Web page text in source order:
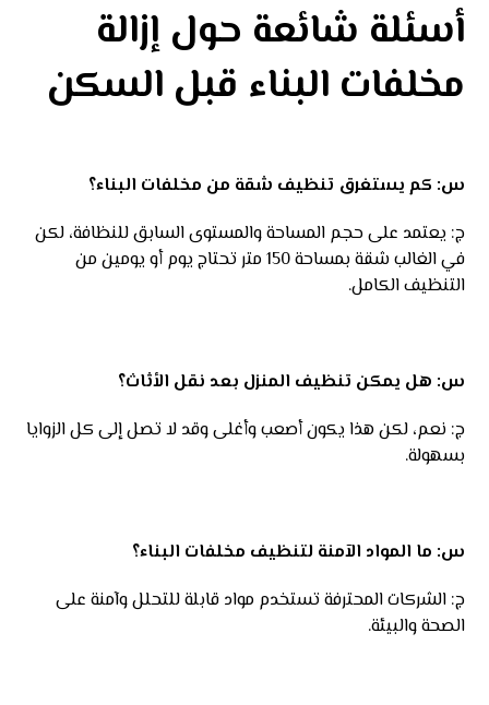
أسئلة شائعة حول إزالة
مخلفات البناء قبل السكن
س: كم يستغرق تنظيف شقة من مخلفات البناء؟
ج: يعتمد على حجم المساحة والمستوى السابق للنظافة، لكن
في الغالب شقة بمساحة 150 متر تحتاج يوم أو يومين من
التنظيف الكامل.
س: هل يمكن تنظيف المنزل بعد نقل الأثاث؟
ج: نعم، لكن هذا يكون أصعب وأغلى وقد لا تصل إلى كل الزوايا
بسهولة.
س: ما المواد الآمنة لتنظيف مخلفات البناء؟
ج: الشركات المحترفة تستخدم مواد قابلة للتحلل وآمنة على
الصحة والبيئة.